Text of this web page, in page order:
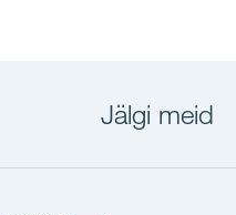
Jälgi meid